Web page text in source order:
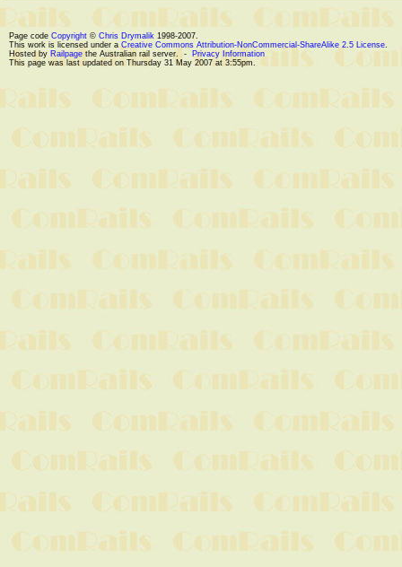
Page code Copyright © Chris Drymalik 1998-2007.
This work is licensed under a Creative Commons Attribution-NonCommercial-ShareAlike 2.5 License.
Hosted by Railpage the Australian rail server. - Privacy Information
This page was last updated on Thursday 31 May 2007 at 3:55pm.